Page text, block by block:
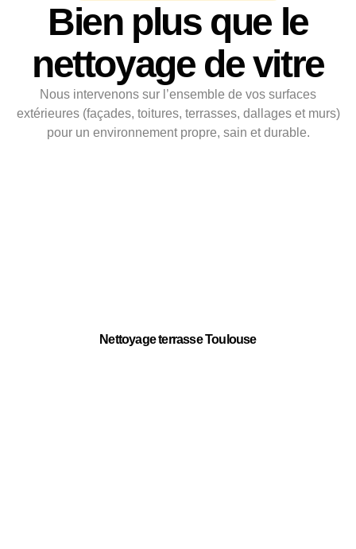
Bien plus que le
nettoyage de vitre
Nous intervenons sur l’ensemble de vos surfaces
extérieures (façades, toitures, terrasses, dallages et murs)
pour un environnement propre, sain et durable.
Nettoyage terrasse Toulouse